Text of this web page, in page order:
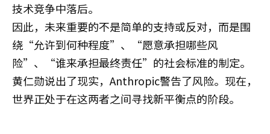
技术竞争中落后。
因此，未来重要的不是简单的支持或反对，而是围
绕“允许到何种程度”、“愿意承担哪些风
险”、“谁来承担最终责任”的社会标准的制定。
黄仁勋说出了现实，Anthropic警告了风险。现在，
世界正处于在这两者之间寻找新平衡点的阶段。